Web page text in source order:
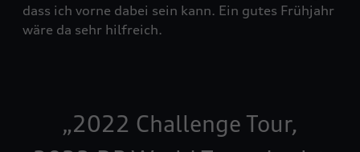
dass ich vorne dabei sein kann. Ein gutes Frühjahr
wäre da sehr hilfreich.
2022 Challenge Tour,